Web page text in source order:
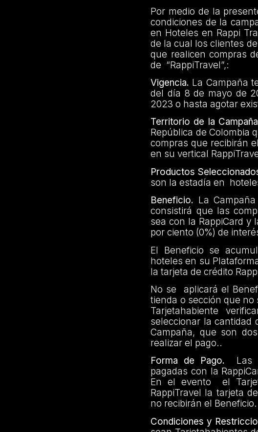
Por medio de la
condiciones de la
en Hoteles en Rappi
de la cual los clientes
que realicen compras
de “RappiTravel”,:
Vigencia. La Campaña
del día 8 de mayo de
2023 o hasta agotar
Territorio de la
República de Colombia
compras que recibirán
en su vertical
Productos
son la estadía en
Beneficio. La
consistirá que las
sea con la RappiCard
por ciento (0%) de
El Beneficio se
hoteles en su
la tarjeta de crédito
No se aplicará el
tienda o sección que no
Tarjetahabiente
seleccionar la cantidad
Campaña, que son
realizar el pago..
Forma de Pago. Las
pagadas con la
En el evento el
RappiTravel la tarjeta
no recibirán el Beneficio.
Condiciones y